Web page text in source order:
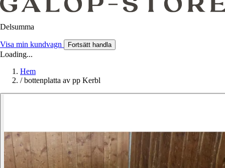
Delsumma
Visa min kundvagn Fortsätt handla
Loading...
Hem
/ bottenplatta av pp Kerbl